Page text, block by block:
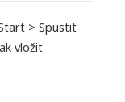
> Spustit
vložit